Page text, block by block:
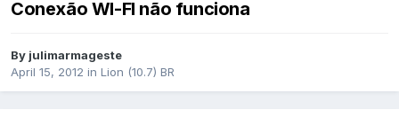
Conexão WI-FI não funciona
By julimarmageste
April 15, 2012 in Lion (10.7) BR